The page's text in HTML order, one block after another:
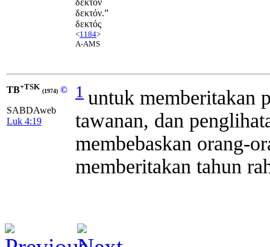
δεκτόν.”
δεκτός
<1184>
A-AMS
TB+TSK (1974) ©
SABDAweb
Luk 4:19
1 untuk memberitakan
tawanan, dan
membebaskan orang-
memberitakan tahun